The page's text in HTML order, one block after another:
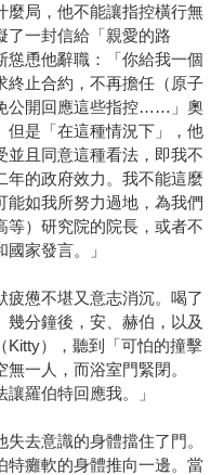
麼局，他不能讓指控橫行無
了一封信給「親愛的路
慫恿他辭職：「你給我一個
終止合約，不再擔任（原子
公開回應這些指控……」奧
但是「在這種情況下」，他
並且同意這種看法，即我不
年的政府效力。我不能這麼
能如我所努力過地，為我們
等）研究院的院長，或者不
國家發言。」
憊不堪又意志消沉。喝了
分鐘後，安、赫伯，以及
Kitty），聽到「可怕的撞擊
一人，而浴室門緊閉。
羅伯特回應我。」
去意識的身體擋住了門。
特癱軟的身體推向一邊。當